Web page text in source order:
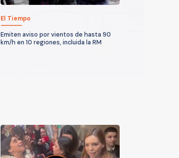
El Tiempo
Emiten aviso por vientos de hasta 90
km/h en 10 regiones, incluida la RM